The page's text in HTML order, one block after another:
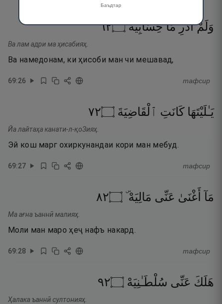
وَلَمْ أَدْرِ مَا حِسَابِيَهْ ۝٢٦
Ва лам адри ма ҳисабияҳ.
Ва намедонам, ки ҳисоби ман чи мешавад,
69:26 тафсир
يَـٰلَيْتَهَا كَانَتِ ٱلْقَاضِيَةَ ۝٢٧
Йа лайтаҳа канати-л-қоЗияҳ.
Эй кош марг охиркунандаи кори ман мебуд.
69:27 тафсир
مَآ أَغْنَىٰ عَنِّى مَالِيَهْ ۜ ۝٢٨
Ма ағна ъаннӣ малияҳ.
Моли ман маро ҳеҷ нафъ накард.
69:28 тафсир
هَلَكَ عَنِّى سُلْطَـٰنِيَهْ ۝٢٩
Ҳалака ъаннӣ султонияҳ.
Баъдтар